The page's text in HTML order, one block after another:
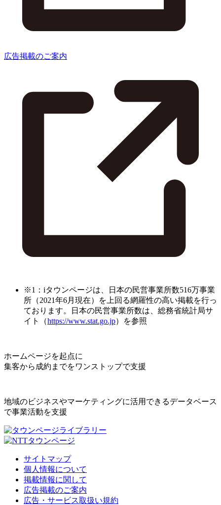
広告掲載のご案内
※1：iタウンページは、日本の民営事業所数516万事業
所（2021年6月現在）を上回る網羅性の高い掲載を行っ
ております。日本の民営事業所数は、総務省統計局サ
イト（https://www.stat.go.jp）を参照
ホームページを起点に
集客から成約までをワンストップで支援
地域のビジネスやマーケティングに活用できるデータベース
で事業活動を支援
サイトマップ
個人情報について
掲載情報に関して
広告掲載のご案内
広告・サービス取扱い規約